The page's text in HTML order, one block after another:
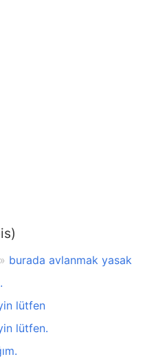
burada avlanmak yasak
lütfen
lütfen.